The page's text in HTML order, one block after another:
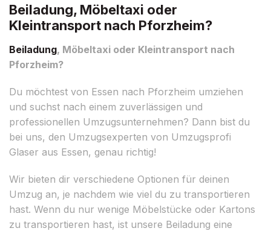
Beiladung, Möbeltaxi oder
Kleintransport nach Pforzheim?
Beiladung, Möbeltaxi oder Kleintransport nach
Pforzheim?
Du möchtest von Essen nach Pforzheim umziehen
und suchst nach einem zuverlässigen und
professionellen Umzugsunternehmen? Dann bist du
bei uns, den Umzugsexperten von Umzugsprofi
Glaser aus Essen, genau richtig!
Wir bieten dir verschiedene Optionen für deinen
Umzug an, je nachdem wie viel du zu transportieren
hast. Wenn du nur wenige Möbelstücke oder Kartons
zu transportieren hast, ist unsere Beiladung eine